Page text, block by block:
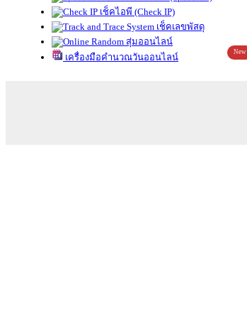
เช็คไอพี (Check IP)
เช็คเลขพัสดุ
สุ่มออนไลน์
เครื่องมือคำนวณวันออนไลน์
New